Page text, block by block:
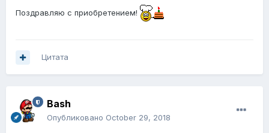
Поздравляю с приобретением!
Цитата
Bash
Опубликовано October 29, 2018